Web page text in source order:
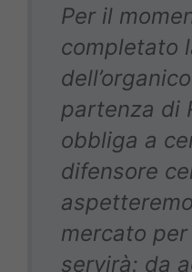
Per il
completato
partenza di
obbliga a
difensore
mercato
servirà: da